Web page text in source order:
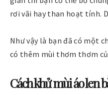
rơi vãi hay than hoạt tính.
Như vậy là bạn đã có một
có thêm mùi thơm thơm
Cách khử mùi áo len